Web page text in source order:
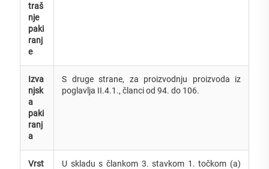
traš
nje
paki
ranj
e
Izva
njsk
a
paki
ranj
a
S druge strane, za proizvodnju proizvoda iz
poglavlja II.4.1., članci od 94. do 106.
Vrst
U skladu s člankom 3. stavkom 1. točkom (a)